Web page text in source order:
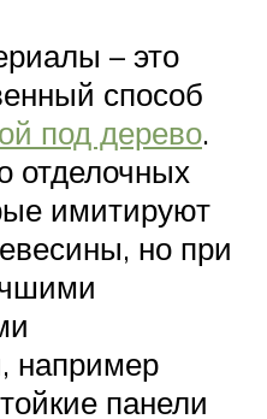
– это
способ
под дерево.
отделочных
имитируют
но при
например
панели